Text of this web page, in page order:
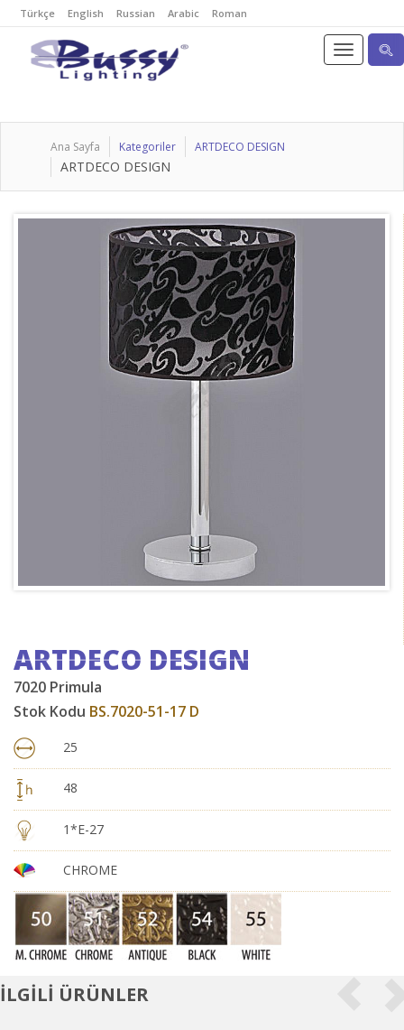
Türkçe English Russian Arabic Roman
Ana Sayfa Kategoriler ARTDECO DESIGN
ARTDECO DESIGN
ARTDECO DESIGN
7020 Primula
Stok Kodu BS.7020-51-17 D
25
48
1*E-27
CHROME
İLGİLİ ÜRÜNLER